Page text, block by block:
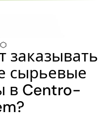
заказывать
сырьевые
в Centro-